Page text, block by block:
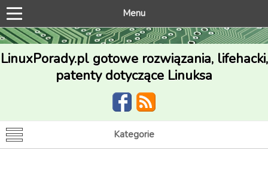
Menu
LinuxPorady.pl gotowe rozwiązania, lifehacki,
patenty dotyczące Linuksa
Kategorie